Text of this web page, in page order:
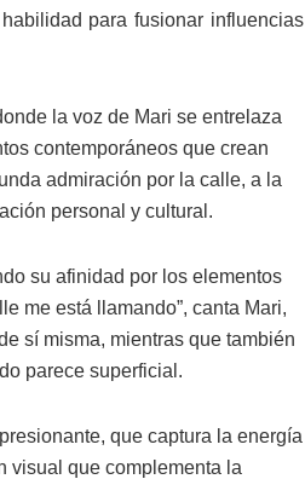
para fusionar influencias
la voz de Mari se entrelaza
contemporáneos que crean
admiración por la calle, a la
personal y cultural.
su afinidad por los elementos
me está llamando”, canta Mari,
sí misma, mientras que también
parece superficial.
que captura la energía
visual que complementa la